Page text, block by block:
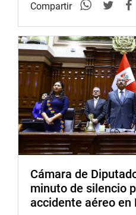
Compartir
Cámara de
minuto de silencio
accidente aéreo en